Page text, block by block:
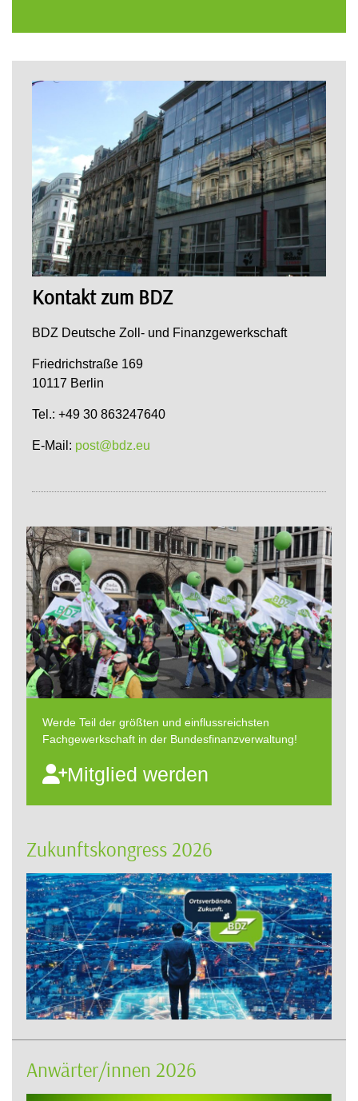
Kontakt zum BDZ
BDZ Deutsche Zoll- und Finanzgewerkschaft
Friedrichstraße 169
10117 Berlin
Tel.: +49 30 863247640
E-Mail: post@bdz.eu
Werde Teil der größten und einflussreichsten
Fachgewerkschaft in der Bundesfinanzverwaltung!
Mitglied werden
Zukunftskongress 2026
Anwärter/innen 2026